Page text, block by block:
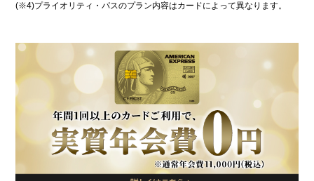
(※4)プライオリティ・パスのプラン内容はカードによって異なります。